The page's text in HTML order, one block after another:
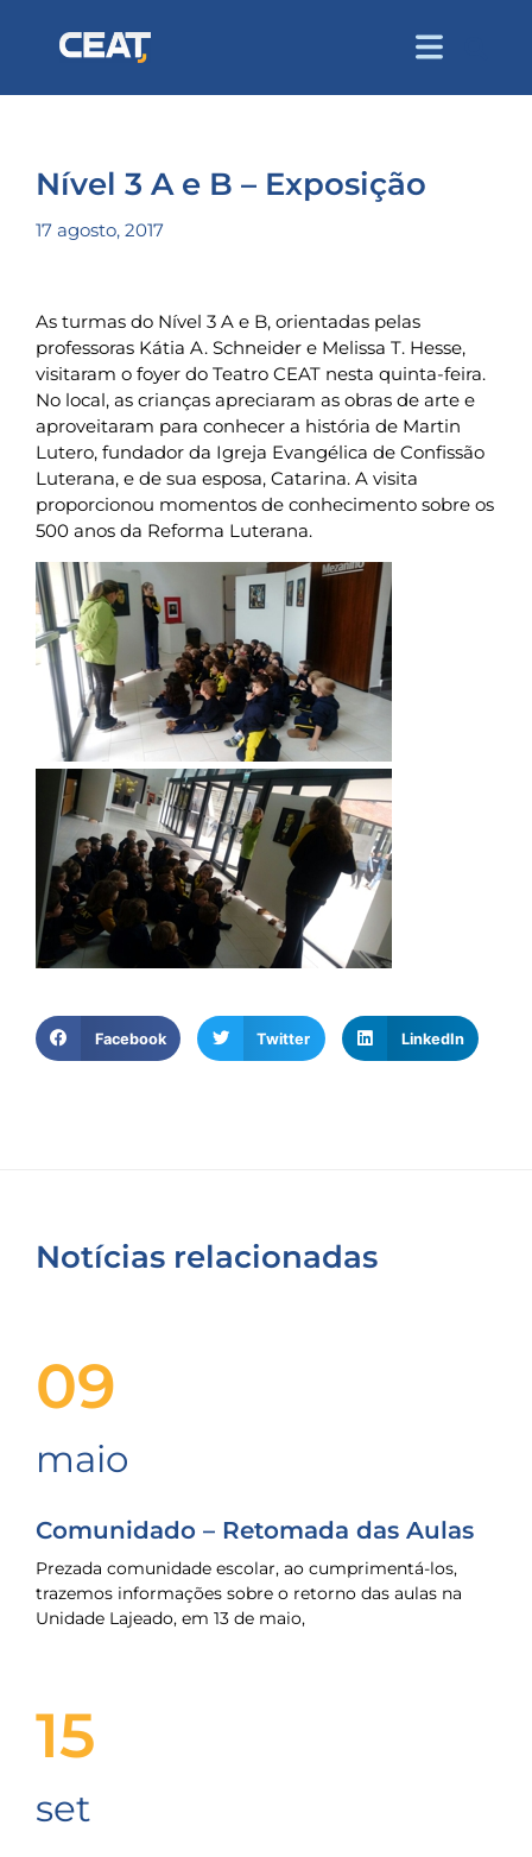
Nível 3 A e B – Exposição
17 agosto, 2017
As turmas do Nível 3 A e B, orientadas pelas
professoras Kátia A. Schneider e Melissa T. Hesse,
visitaram o foyer do Teatro CEAT nesta quinta-feira.
No local, as crianças apreciaram as obras de arte e
aproveitaram para conhecer a história de Martin
Lutero, fundador da Igreja Evangélica de Confissão
Luterana, e de sua esposa, Catarina. A visita
proporcionou momentos de conhecimento sobre os
500 anos da Reforma Luterana.
Facebook Twitter LinkedIn
Notícias relacionadas
09
maio
Comunidado – Retomada das Aulas
Prezada comunidade escolar, ao cumprimentá-los,
trazemos informações sobre o retorno das aulas na
Unidade Lajeado, em 13 de maio,
15
set